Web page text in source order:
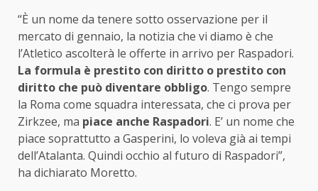
“È un nome da tenere sotto osservazione per il
mercato di gennaio, la notizia che vi diamo è che
l’Atletico ascolterà le offerte in arrivo per Raspadori.
La formula è prestito con diritto o prestito con
diritto che può diventare obbligo. Tengo sempre
la Roma come squadra interessata, che ci prova per
Zirkzee, ma piace anche Raspadori. E’ un nome che
piace soprattutto a Gasperini, lo voleva già ai tempi
dell’Atalanta. Quindi occhio al futuro di Raspadori”,
ha dichiarato Moretto.